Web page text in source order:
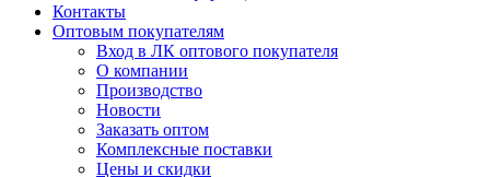
Контакты
Оптовым покупателям
Вход в ЛК оптового покупателя
О компании
Производство
Новости
Заказать оптом
Комплексные поставки
Цены и скидки